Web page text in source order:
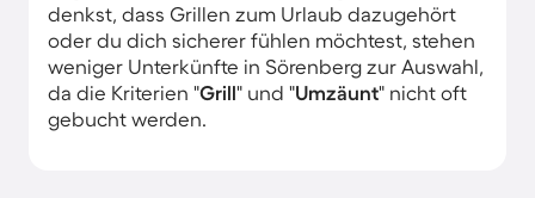
denkst, dass Grillen zum Urlaub dazugehört
oder du dich sicherer fühlen möchtest, stehen
weniger Unterkünfte in Sörenberg zur Auswahl,
da die Kriterien "Grill" und "Umzäunt" nicht oft
gebucht werden.